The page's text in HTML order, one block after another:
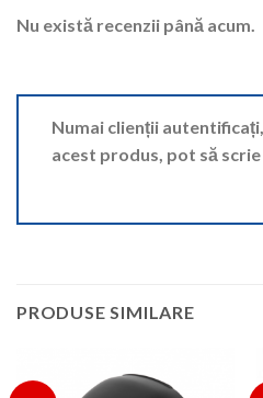
Nu există recenzii până acum.
Numai clienții
acest produs, pot să scrie
PRODUSE SIMILARE